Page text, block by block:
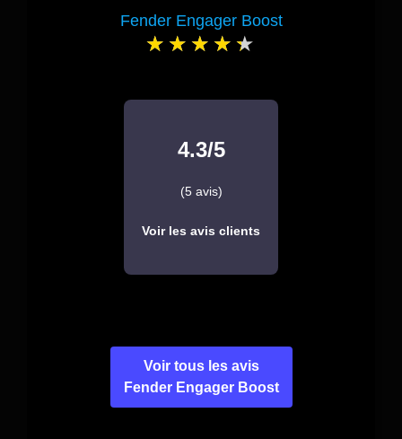
Fender Engager Boost
4.3/5
(5 avis)
Voir les avis clients
Voir tous les avis
Fender Engager Boost